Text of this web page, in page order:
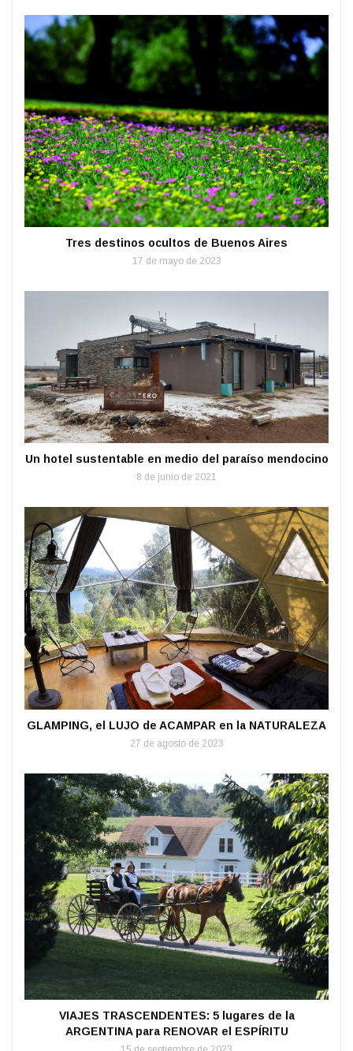
Tres destinos ocultos de Buenos Aires
17 de mayo de 2023
Un hotel sustentable en medio del paraíso mendocino
8 de junio de 2021
GLAMPING, el LUJO de ACAMPAR en la NATURALEZA
27 de agosto de 2023
VIAJES TRASCENDENTES: 5 lugares de la
ARGENTINA para RENOVAR el ESPÍRITU